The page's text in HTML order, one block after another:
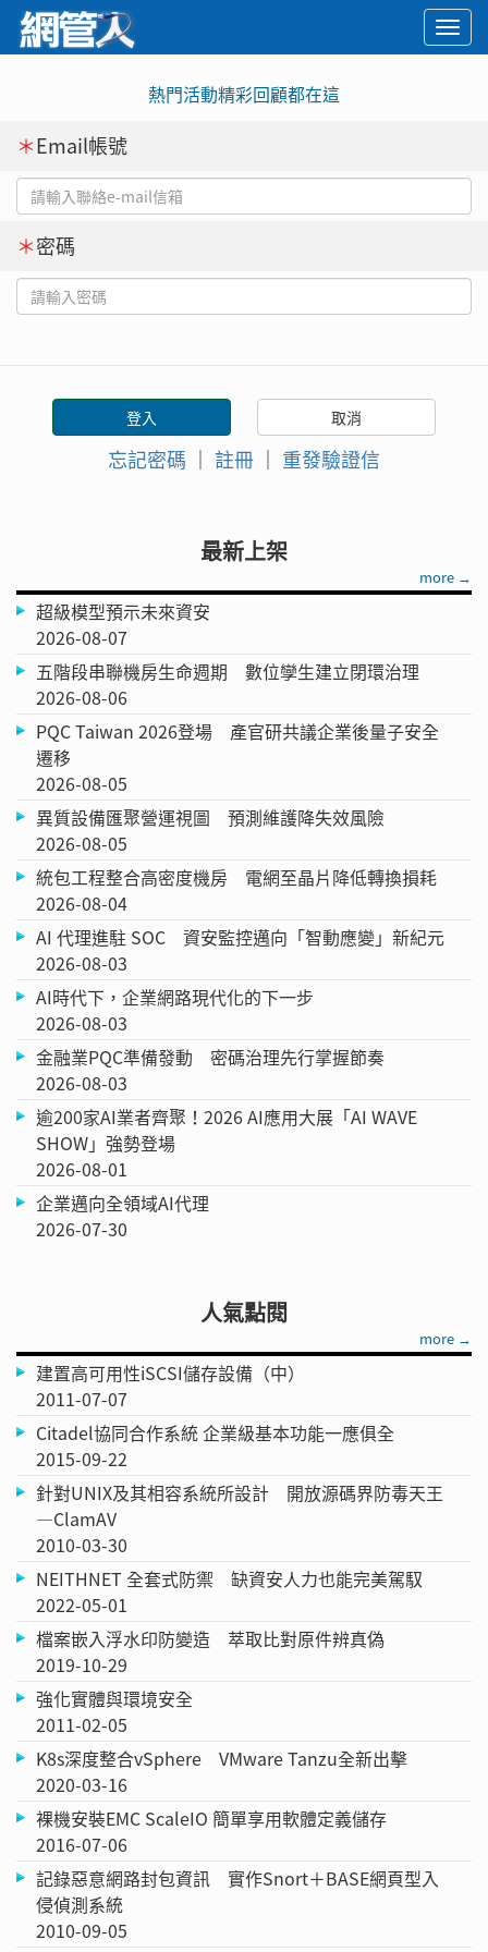
熱門活動精彩回顧都在這
＊Email帳號
＊密碼
忘記密碼 ｜ 註冊 ｜ 重發驗證信
最新上架
more →
超級模型預示未來資安
2026-08-07
五階段串聯機房生命週期 數位孿生建立閉環治理
2026-08-06
PQC Taiwan 2026登場 產官研共議企業後量子安全
遷移
2026-08-05
異質設備匯聚營運視圖 預測維護降失效風險
2026-08-05
統包工程整合高密度機房 電網至晶片降低轉換損耗
2026-08-04
AI 代理進駐 SOC 資安監控邁向「智動應變」新紀元
2026-08-03
AI時代下，企業網路現代化的下一步
2026-08-03
金融業PQC準備發動 密碼治理先行掌握節奏
2026-08-03
逾200家AI業者齊聚！2026 AI應用大展「AI WAVE
SHOW」強勢登場
2026-08-01
企業邁向全領域AI代理
2026-07-30
人氣點閱
more →
建置高可用性iSCSI儲存設備（中）
2011-07-07
Citadel協同合作系統 企業級基本功能一應俱全
2015-09-22
針對UNIX及其相容系統所設計 開放源碼界防毒天王
—ClamAV
2010-03-30
NEITHNET 全套式防禦 缺資安人力也能完美駕馭
2022-05-01
檔案嵌入浮水印防變造 萃取比對原件辨真偽
2019-10-29
強化實體與環境安全
2011-02-05
K8s深度整合vSphere VMware Tanzu全新出擊
2020-03-16
裸機安裝EMC ScaleIO 簡單享用軟體定義儲存
2016-07-06
記錄惡意網路封包資訊 實作Snort＋BASE網頁型入
侵偵測系統
2010-09-05